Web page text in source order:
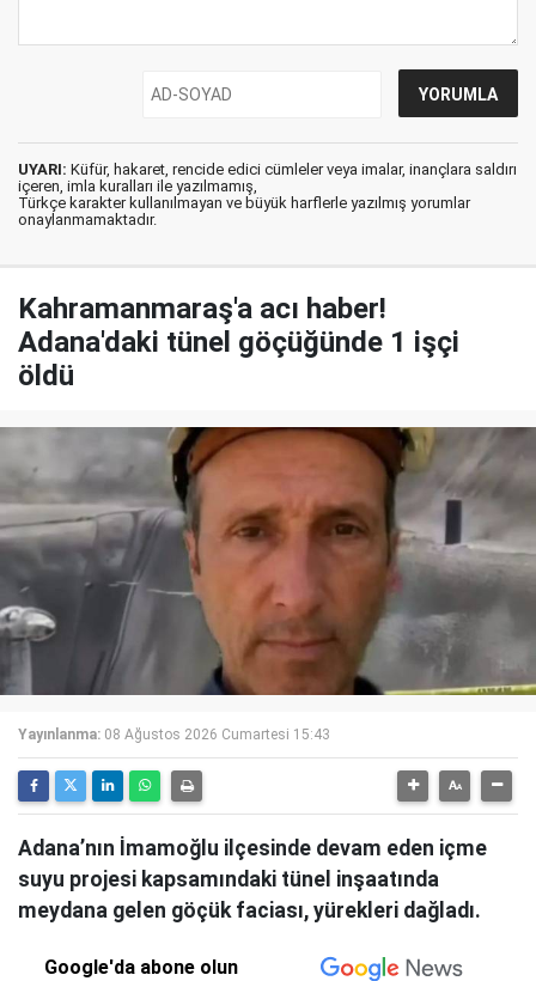
UYARI: Küfür, hakaret, rencide edici cümleler veya imalar, inançlara saldırı
içeren, imla kuralları ile yazılmamış,
Türkçe karakter kullanılmayan ve büyük harflerle yazılmış yorumlar
onaylanmamaktadır.
Kahramanmaraş'a acı haber!
Adana'daki tünel göçüğünde 1 işçi
öldü
Yayınlanma: 08 Ağustos 2026 Cumartesi 15:43
Adana’nın İmamoğlu ilçesinde devam eden içme
suyu projesi kapsamındaki tünel inşaatında
meydana gelen göçük faciası, yürekleri dağladı.
Google'da abone olun